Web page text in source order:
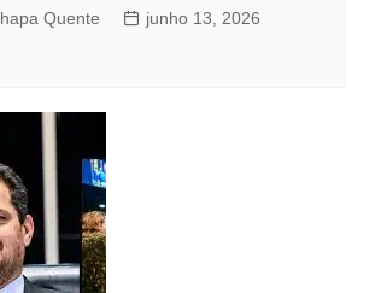
Quente
junho 13, 2026